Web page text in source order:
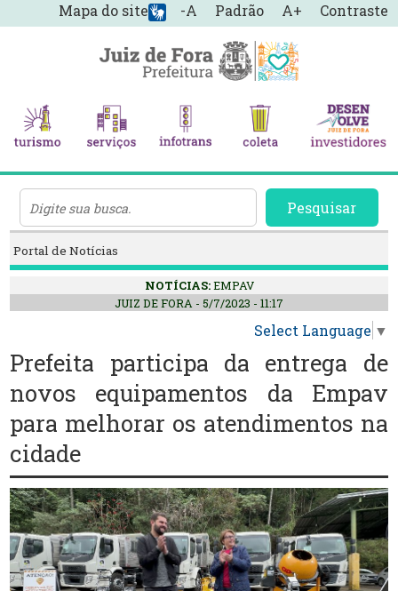
-A Padrão A+ Contraste
Mapa do site
Pesquisar
Portal de Notícias
NOTÍCIAS:EMPAV
JUIZ DE FORA - 5/7/2023 - 11:17
Select Language ▼
Prefeita participa da entrega de
novos equipamentos da Empav
para melhorar os atendimentos na
cidade